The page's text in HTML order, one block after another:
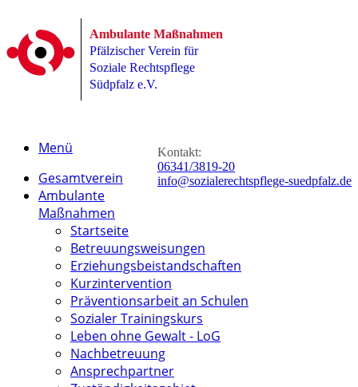
Ambulante Maßnahmen
Pfälzischer Verein für
Soziale Rechtspflege
Südpfalz e.V.
Kontakt:
06341/3819-20
info@sozialerechtspflege-suedpfalz.de
Menü
Gesamtverein
Ambulante
Maßnahmen
Startseite
Betreuungsweisungen
Erziehungsbeistandschaften
Kurzintervention
Präventionsarbeit an Schulen
Sozialer Trainingskurs
Leben ohne Gewalt - LoG
Nachbetreuung
Ansprechpartner